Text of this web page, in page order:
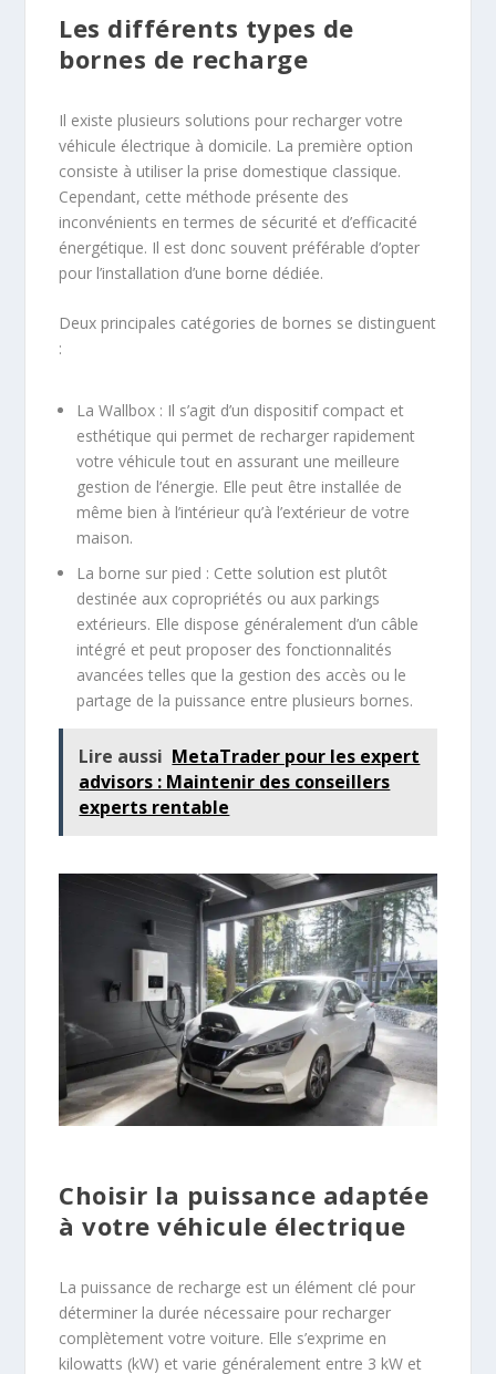
Les différents types de
bornes de recharge
Il existe plusieurs solutions pour recharger votre
véhicule électrique à domicile. La première option
consiste à utiliser la prise domestique classique.
Cependant, cette méthode présente des
inconvénients en termes de sécurité et d’efficacité
énergétique. Il est donc souvent préférable d’opter
pour l’installation d’une borne dédiée.
Deux principales catégories de bornes se distinguent
:
La Wallbox : Il s’agit d’un dispositif compact et
esthétique qui permet de recharger rapidement
votre véhicule tout en assurant une meilleure
gestion de l’énergie. Elle peut être installée de
même bien à l’intérieur qu’à l’extérieur de votre
maison.
La borne sur pied : Cette solution est plutôt
destinée aux copropriétés ou aux parkings
extérieurs. Elle dispose généralement d’un câble
intégré et peut proposer des fonctionnalités
avancées telles que la gestion des accès ou le
partage de la puissance entre plusieurs bornes.
Lire aussi MetaTrader pour les expert
advisors : Maintenir des conseillers
experts rentable
Choisir la puissance adaptée
à votre véhicule électrique
La puissance de recharge est un élément clé pour
déterminer la durée nécessaire pour recharger
complètement votre voiture. Elle s’exprime en
kilowatts (kW) et varie généralement entre 3 kW et